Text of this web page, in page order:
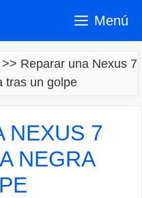
Menú
Reparar una Nexus 7
tras un golpe
NEXUS 7
NEGRA